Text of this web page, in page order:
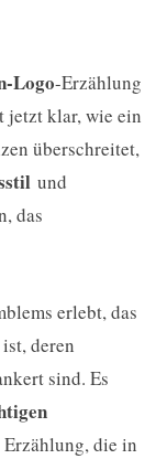
Logo-Erzählung
jetzt klar, wie ein
überschreitet,
und
das
erlebt, das
deren
sind. Es
Erzählung, die in